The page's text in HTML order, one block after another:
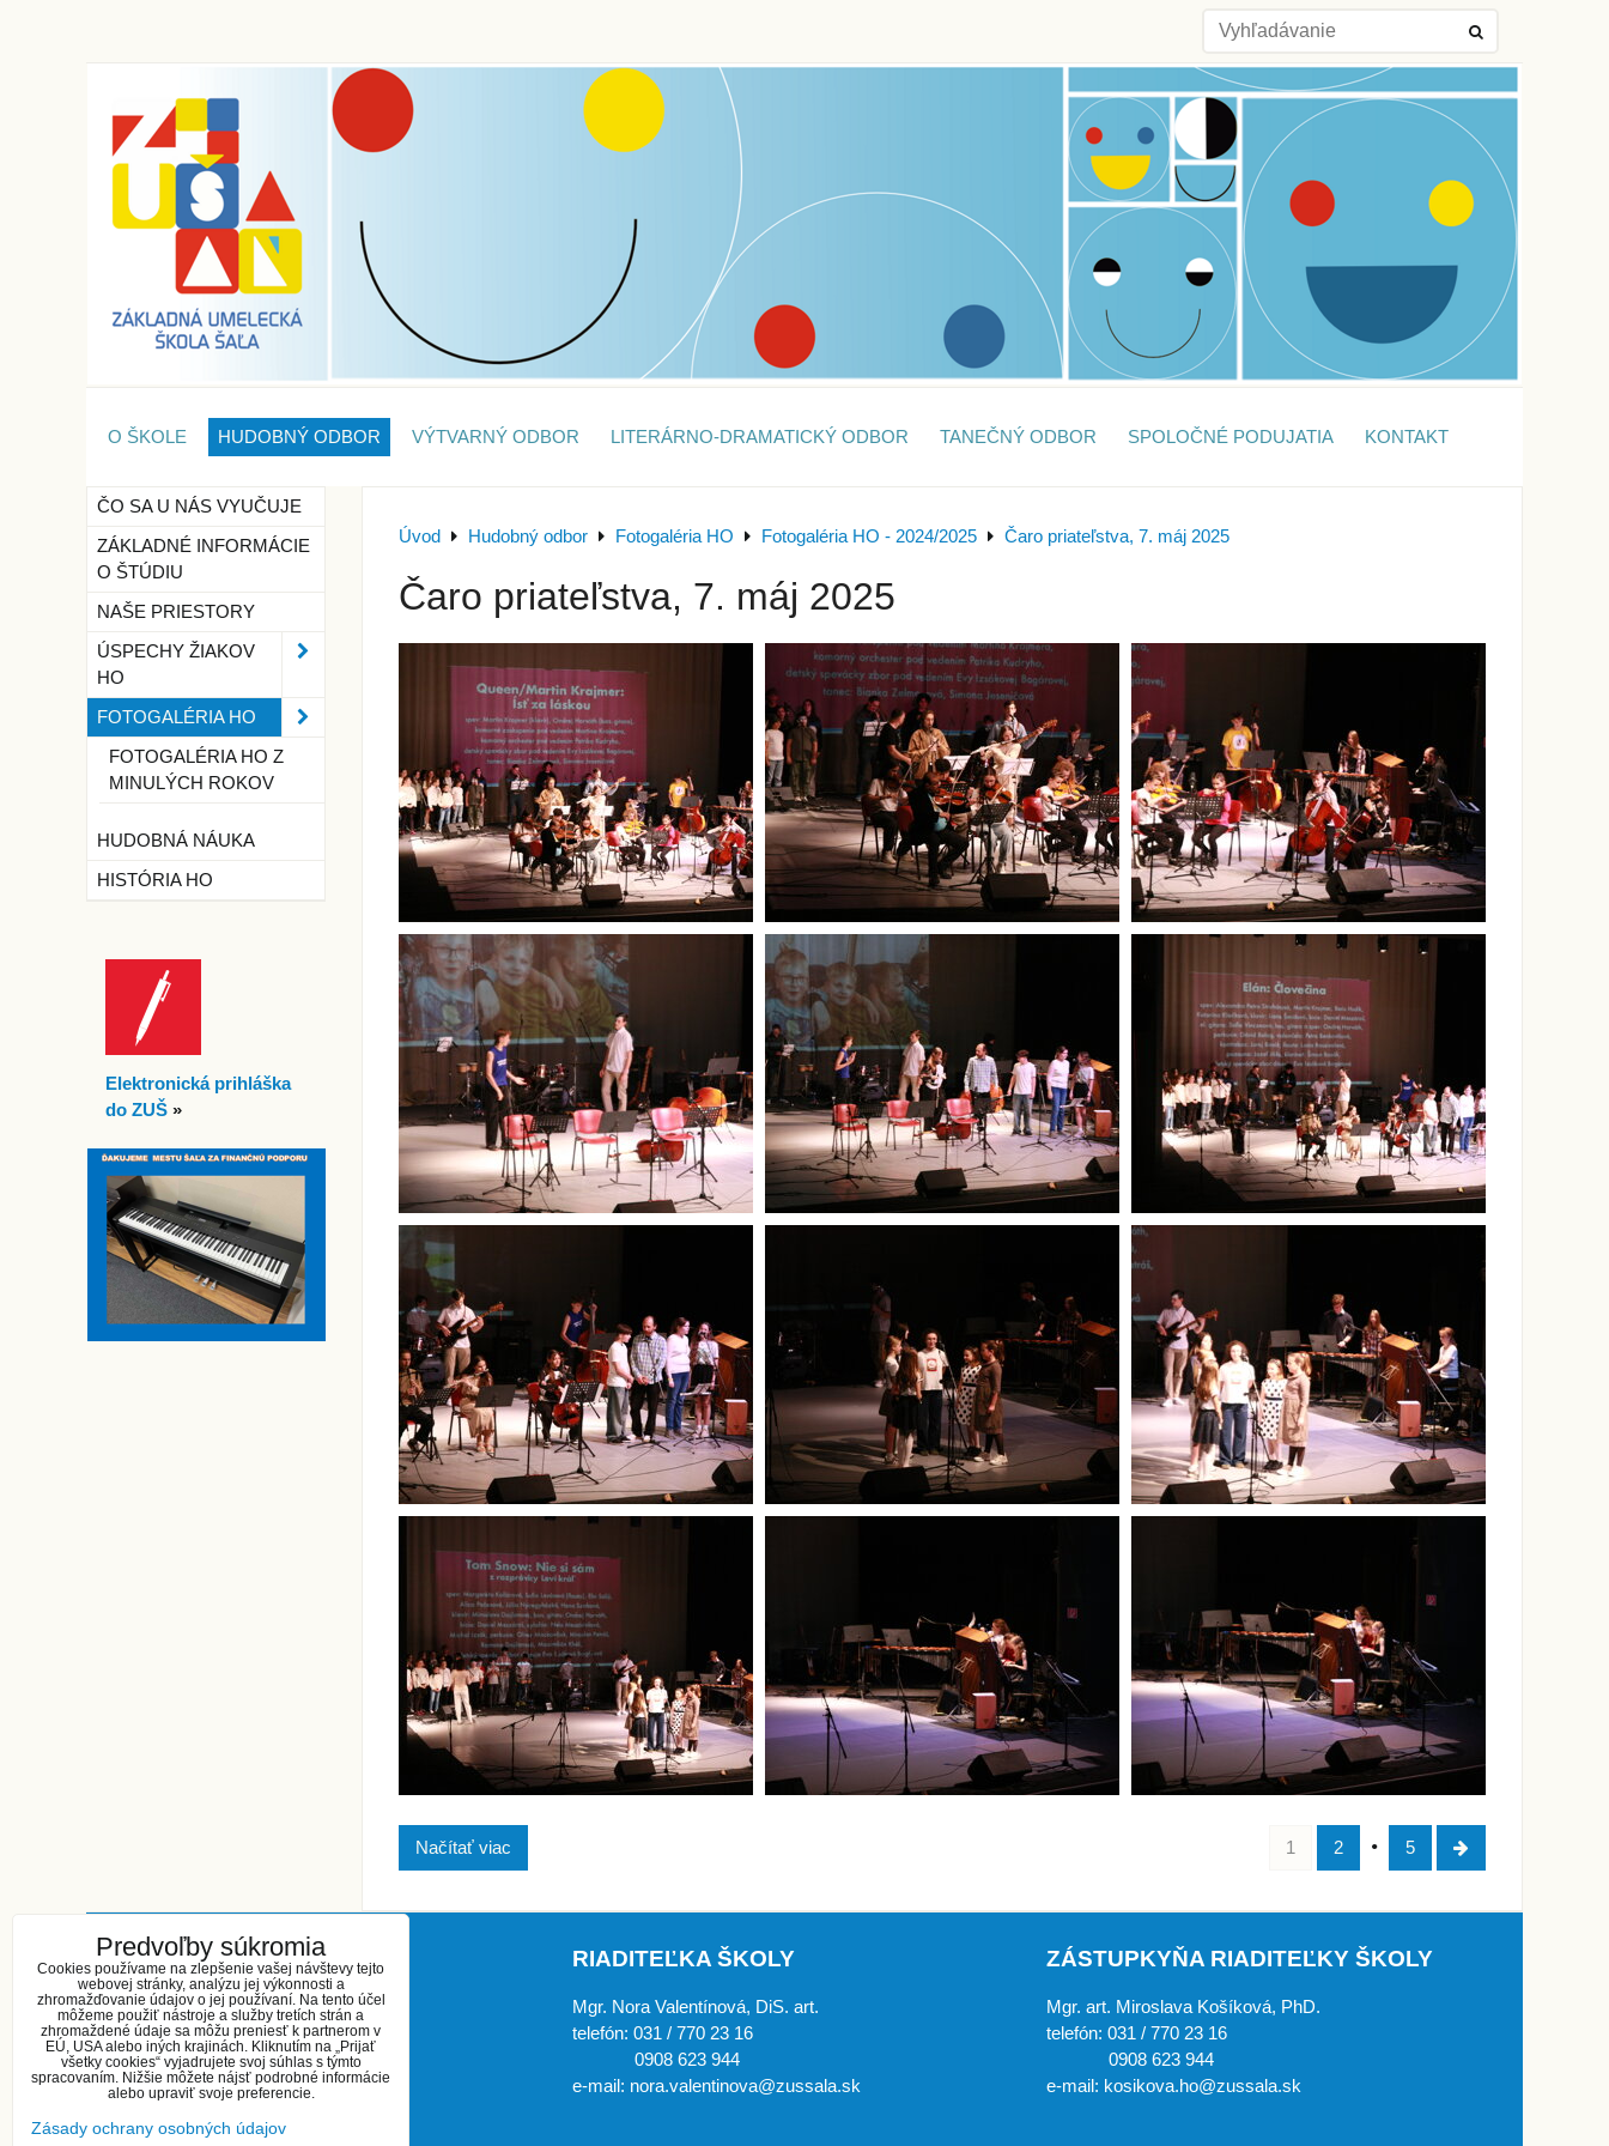
O ŠKOLE HUDOBNÝ ODBOR VÝTVARNÝ ODBOR LITERÁRNO-DRAMATICKÝ ODBOR TANEČNÝ ODBOR SPOLOČNÉ PODUJATIA KONTAKT
Úvod Hudobný odbor Fotogaléria HO Fotogaléria HO - 2024/2025 Čaro priateľstva, 7. máj 2025
Čaro priateľstva, 7. máj 2025
Načítať viac 1 2 5
ČO SA U NÁS VYUČUJE
ZÁKLADNÉ INFORMÁCIE
O ŠTÚDIU
NAŠE PRIESTORY
ÚSPECHY ŽIAKOV
HO
FOTOGALÉRIA HO
FOTOGALÉRIA HO Z
MINULÝCH ROKOV
HUDOBNÁ NÁUKA
HISTÓRIA HO
Elektronická prihláška
do ZUŠ »
KONTAKT
Základná umelecká škola
Kukučínova 27
Šaľa 927 01
telefón: 031 / 770 23 16
RIADITEĽKA ŠKOLY
Mgr. Nora Valentínová, DiS. art.
telefón: 031 / 770 23 16
0908 623 944
e-mail: nora.valentinova@zussala.sk
ZÁSTUPKYŇA RIADITEĽKY ŠKOLY
Mgr. art. Miroslava Košíková, PhD.
telefón: 031 / 770 23 16
0908 623 944
e-mail: kosikova.ho@zussala.sk
Predvoľby súkromia
Cookies používame na zlepšenie vašej návštevy tejto
webovej stránky, analýzu jej výkonnosti a
zhromažďovanie údajov o jej používaní. Na tento účel
môžeme použiť nástroje a služby tretích strán a
zhromaždené údaje sa môžu preniesť k partnerom v
EÚ, USA alebo iných krajinách. Kliknutím na „Prijať
všetky cookies“ vyjadrujete svoj súhlas s týmto
spracovaním. Nižšie môžete nájsť podrobné informácie
alebo upraviť svoje preferencie.
Zásady ochrany osobných údajov